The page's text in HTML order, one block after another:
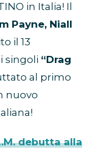
in Italia! Il
Payne, Niall
il 13
singoli “Drag
al primo
nuovo
debutta alla